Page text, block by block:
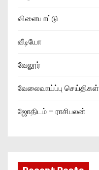
விளையாட்டு
வீடியோ
வேலூர்
வேலைவாய்ப்பு செய்திகள்
ஜோதிடம் – ராசிபலன்